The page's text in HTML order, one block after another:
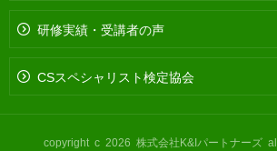
研修実績・受講者の声
CSスペシャリスト検定協会
copyright c 2026 株式会社K&Iパートナーズ